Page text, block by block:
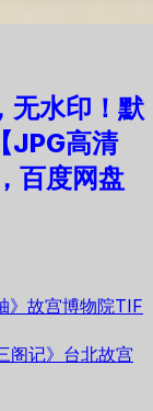
无水印！默
【JPG高清
百度网盘
》故宫博物院TIF
阁记》台北故宫